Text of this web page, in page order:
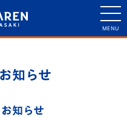
知らせ
知らせ